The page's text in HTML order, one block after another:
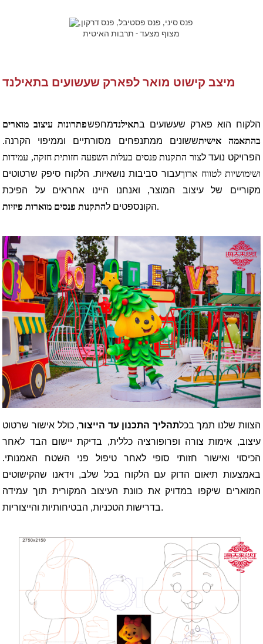
מיצב קישוט מואר לפארק שעשועים בתאילנד
הלקוח הוא פארק שעשועים בתאילנדמחפשפתרונות עיצוב מוארים
בהתאמה אישיתששונים ממתנפחים מסורתיים וממיפוי הקרנה.
הפרויקט נועד לצור התקנות פנסים בעלות השפעה חזותית חזקה, עמידות
ושימושיות לטווח ארוךעבור סביבות נושאיות. הלקוח סיפק שרטוטים
מקוריים של עיצוב המוצר, ואנחנו היינו אחראים על הפיכת
הקונספטים להתקנות פנסים מוארות פיזיות .
הצוות שלנו תמך בכלתהליך התכנון עד הייצור, כולל אישור שרטוט
עיצוב, אימות צורה ופרופורציה כללית, בדיקת יישום הבד לאחר
הכיסוי ואישור חזותי סופי לאחר טיפול פני השטח האמנותי.
באמצעות תיאום הדוק עם הלקוח בכל שלב, וידאנו שהקישוטים
המוארים שיקפו במדויק את כוונת העיצוב המקורית תוך עמידה
בדרישות הטכניות, הבטיחותיות והייצוריות.